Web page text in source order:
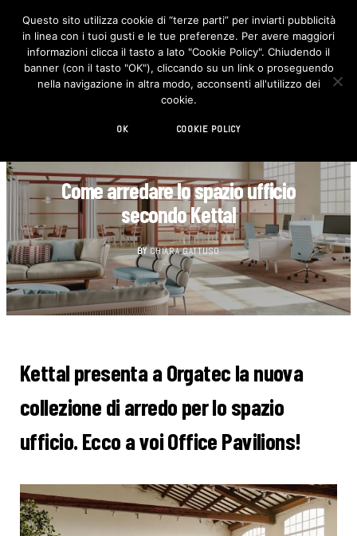
F
c
e
b
o
I
n
s
t
Come arredare lo spazio ufficio
secondo Kettal
BY CHIARA GATTUSO
Kettal presenta a Orgatec la nuova
collezione di arredo per lo spazio
ufficio. Ecco a voi Office Pavilions!
Questo sito utilizza cookie di “terze parti” per inviarti pubblicità
in linea con i tuoi gusti e le tue preferenze. Per avere maggiori
informazioni clicca il tasto a lato "Cookie Policy". Chiudendo il
banner (con il tasto "OK"), cliccando su un link o proseguendo
nella navigazione in altra modo, acconsenti all'utilizzo dei
cookie.
OK COOKIE POLICY